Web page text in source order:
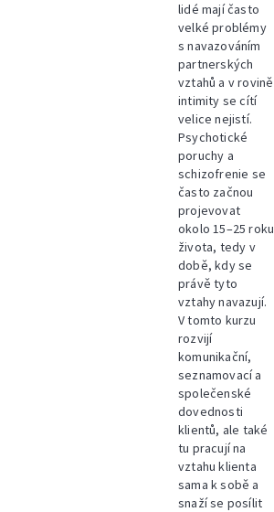
lidé mají často
velké problémy
s navazováním
partnerských
vztahů a v rovině
intimity se cítí
velice nejistí.
Psychotické
poruchy a
schizofrenie se
často začnou
projevovat
okolo 15–25 roku
života, tedy v
době, kdy se
právě tyto
vztahy navazují.
V tomto kurzu
rozvijí
komunikační,
seznamovací a
společenské
dovednosti
klientů, ale také
tu pracují na
vztahu klienta
sama k sobě a
snaží se posílit